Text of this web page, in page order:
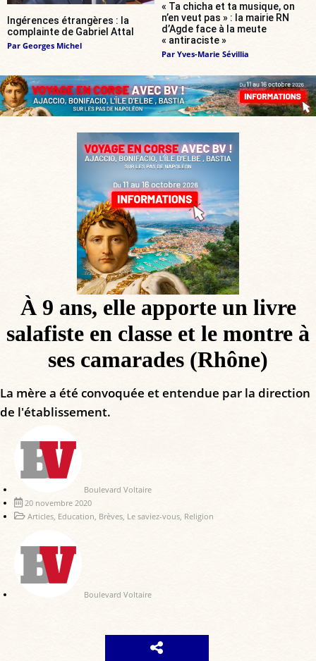
Ingérences étrangères : la
complainte de Gabriel Attal
Par Georges Michel
« Ta chicha et ta musique, on
n’en veut pas » : la mairie RN
d’Agde face à la meute
« antiraciste »
Par Yves-Marie Sévillia
À 9 ans, elle apporte un livre
salafiste en classe et le montre à
ses camarades (Rhône)
La mère a été convoquée et entendue par la direction
de l'établissement.
Boulevard Voltaire
20 novembre 2020
Articles, Education, Brèves, Le saviez-vous, Religion
Boulevard Voltaire